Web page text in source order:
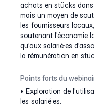
achats en stücks dans
mais un moyen de
les fournisseurs
soutenant l'économie
qu'aux salarié·es
la rémunération en
Points forts du
Exploration de
les salarié·es.